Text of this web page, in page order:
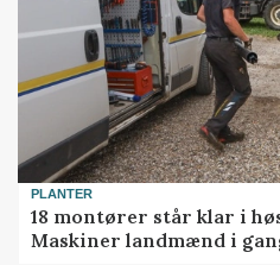
PLANTER
18 montører står klar i
Maskiner landmænd i